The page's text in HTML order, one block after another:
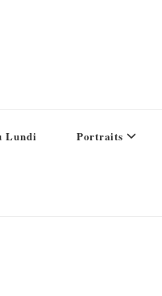
Lundi Portraits